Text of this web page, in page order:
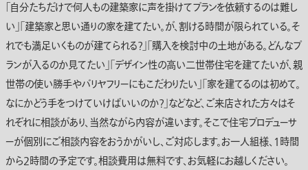
「自分たちだけで何人もの建築家に声を掛けてプランを依頼するのは難し
い」｢建築家と思い通りの家を建てたい。が、割ける時間が限られている。そ
れでも満足いくものが建てられる？｣｢購入を検討中の土地がある。どんなプ
ランが入るのか見てたい」｢デザイン性の高い二世帯住宅を建てたいが、親
世帯の使い勝手やバリヤフリーにもこだわりたい｣｢家を建てるのは初めて。
なにかどう手をつけていけばいいのか？｣などなど、ご来店された方々はそ
れぞれに相談があり、当然ながら内容が違います。そこで住宅プロデューサ
ーが個別にご相談内容をおうかがいし、ご対応します。お一人組様、1時間
から2時間の予定です。相談費用は無料です、お気軽にお越しください。